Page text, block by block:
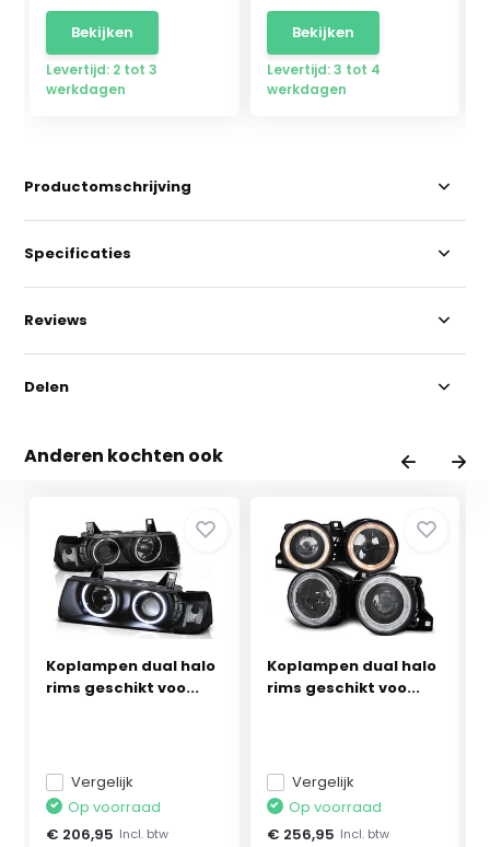
Bekijken
Levertijd: 2 tot 3
werkdagen
Bekijken
Levertijd: 3 tot 4
werkdagen
Productomschrijving
Specificaties
Reviews
Delen
Anderen kochten ook
Koplampen dual halo
rims geschikt voo...
Vergelijk
Op voorraad
€ 206,95 Incl. btw
Koplampen dual halo
rims geschikt voo...
Vergelijk
Op voorraad
€ 256,95 Incl. btw